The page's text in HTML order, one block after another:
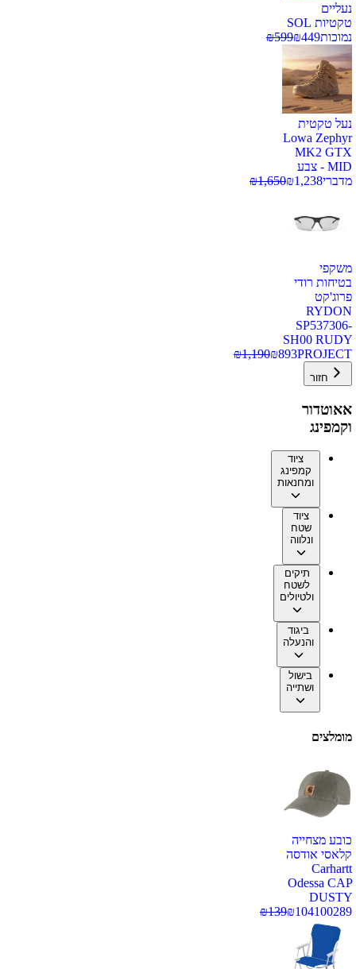
נעליים
טקטיות SOL
נמוכות
₪449
₪599
נעל טקטית
Lowa Zephyr
MK2 GTX
MID - צבע
מדברי
₪1,238
₪1,650
משקפי
בטיחות רודי
פרוג'קט
RYDON
SP537306-
SH00 RUDY
PROJECT
₪893
₪1,190
חזור
אאוטדור
וקמפינג
ציוד
קמפינג
ומחנאות
ציוד
שטח
ונלווה
תיקים
לשטח
ולטיולים
ביגוד
והנעלה
בישול
ושתייה
מומלצים
כובע מצחייה
קלאסי אודסה
Carhartt
Odessa CAP
DUSTY
100289
₪104
₪139